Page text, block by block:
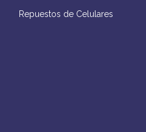
Repuestos de Celulares